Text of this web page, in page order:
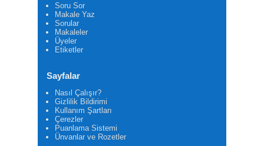
Soru Sor
Makale Yaz
Sorular
Makaleler
Üyeler
Etiketler
Sayfalar
Nasıl Çalışır?
Gizlilik Bildirimi
Kullanım Şartları
Çerezler
Puanlama Sistemi
Ünvanlar ve Rozetler